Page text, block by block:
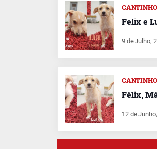
Félix e
9 de Julho,
Félix,
12 de